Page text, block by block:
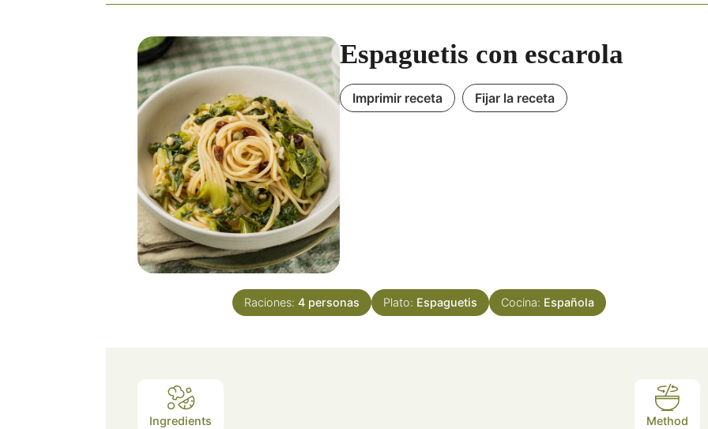
Espaguetis con escarola
Imprimir receta Fijar la receta
Raciones: 4 personas Plato: Espaguetis Cocina: Española
Ingredients Method